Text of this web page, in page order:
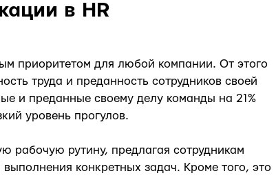
в HR
приоритетом для любой компании. От этого
труда и преданность сотрудников своей
и преданные своему делу команды на 21%
уровень прогулов.
рабочую рутину, предлагая сотрудникам
конкретных задач. Кроме того, это